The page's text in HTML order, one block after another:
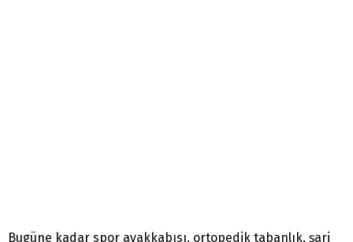
Bugüne kadar spor ayakkabısı, ortopedik tabanlık, şarj